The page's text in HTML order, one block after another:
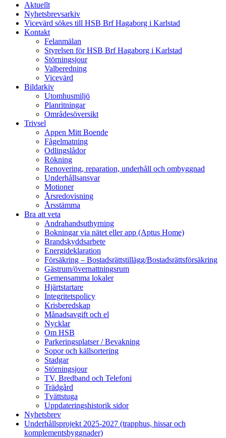
Aktuellt
Nyhetsbrevsarkiv
Vicevärd sökes till HSB Brf Hagaborg i Karlstad
Kontakt
Felanmälan
Styrelsen för HSB Brf Hagaborg i Karlstad
Störningsjour
Valberedning
Vicevärd
Bildarkiv
Utomhusmiljö
Planritningar
Områdesöversikt
Trivsel
Appen Mitt Boende
Fågelmatning
Odlingslådor
Rökning
Renovering, reparation, underhåll och ombyggnad
Underhållsansvar
Motioner
Årsredovisning
Årsstämma
Bra att veta
Andrahandsuthyrning
Bokningar via nätet eller app (Aptus Home)
Brandskyddsarbete
Energideklaration
Försäkring – Bostadsrättstillägg/Bostadsrättsförsäkring
Gästrum/övernattningsrum
Gemensamma lokaler
Hjärtstartare
Integritetspolicy
Krisberedskap
Månadsavgift och el
Nycklar
Om HSB
Parkeringsplatser / Bevakning
Sopor och källsortering
Stadgar
Störningsjour
TV, Bredband och Telefoni
Trädgård
Tvättstuga
Uppdateringshistorik sidor
Nyhetsbrev
Underhållsprojekt 2025-2027 (trapphus, hissar och
komplementsbyggnader)